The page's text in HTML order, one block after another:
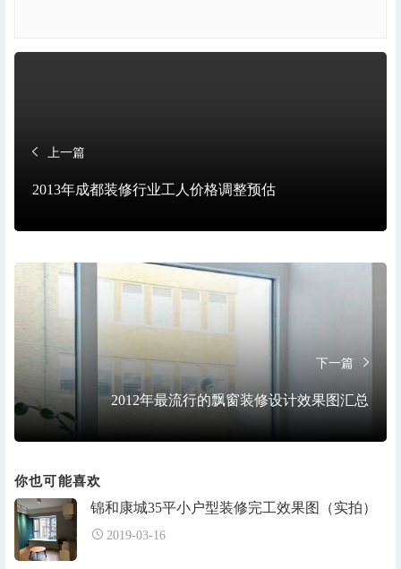
上一篇
2013年成都装修行业工人价格调整预估
下一篇
2012年最流行的飘窗装修设计效果图汇总
你也可能喜欢
锦和康城35平小户型装修完工效果图（实拍）
2019-03-16